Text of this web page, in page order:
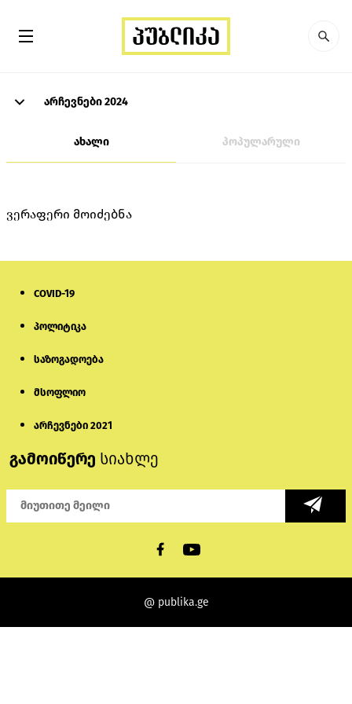
არჩევნები 2024
ახალი პოპულარული
ვერაფერი მოიძებნა
COVID-19
პოლიტიკა
საზოგადოება
მსოფლიო
არჩევნები 2021
გამოიწერე სიახლე
@ publika.ge